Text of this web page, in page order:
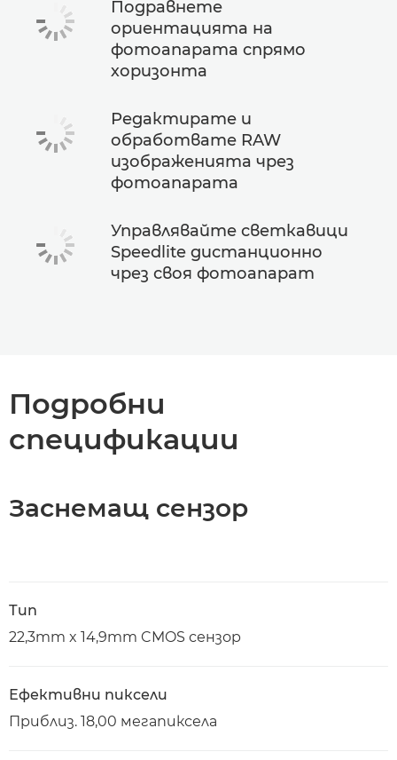
Подравнете
ориентацията на
фотоапарата спрямо
хоризонта
Редактирате и
обработвате RAW
изображенията чрез
фотоапарата
Управлявайте светкавици
Speedlite дистанционно
чрез своя фотоапарат
Подробни
спецификации
Заснемащ сензор
Тип
22,3mm x 14,9mm CMOS сензор
Ефективни пиксели
Приблиз. 18,00 мегапиксела